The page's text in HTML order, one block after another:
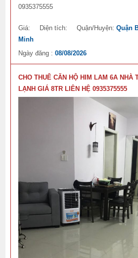
0935375555
Giá: Diện tích: Quận/Huyện:Quận
Minh
Ngày đăng :08/08/2026
CHO THUÊ CĂN HỘ HIM LAM 6A NHÀ
LẠNH GIÁ 8TR LIÊN HỆ 0935375555